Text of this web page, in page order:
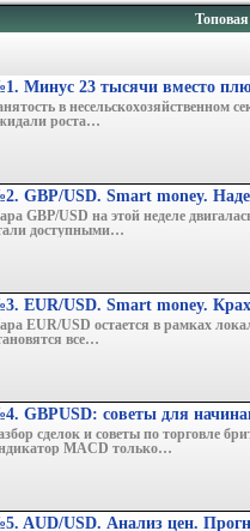
Минус 23 тысячи вместо
в несельскохозяйственном
роста…
GBP/USD. Smart money.
GBP/USD на этой неделе
доступными…
EUR/USD. Smart money.
EUR/USD остается в рамках
все…
GBPUSD: советы для
сделок и советы по торговле
MACD только…
AUD/USD. Анализ цен.